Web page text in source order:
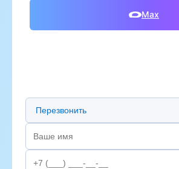
Max
Предпочтительный способ связи